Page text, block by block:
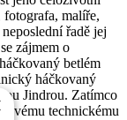
fotografa, malíře,
řadě jej
zájmem o
betlém
háčkovaný
Jindrou. Zatímco
svému technickému